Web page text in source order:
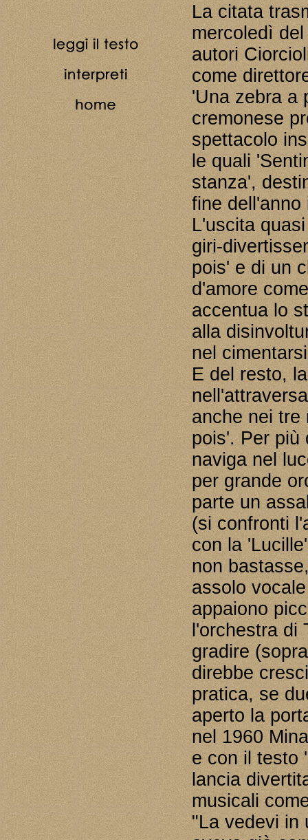
La citata
mercoledì
autori
come
'Una zebra a
cremonese
spettacolo
le quali
stanza',
fine
L'uscita
giri-
pois' e di un
d'amore
accentua lo
alla
nel
E del resto,
anche nei tre
pois'. Per più
naviga nel
per grande
parte un
(si confronti
con la
non
assolo
appaiono
l'orchestra di
gradire
direbbe
pratica, se
aperto la
nel 1960
e con il testo
lancia
musicali
"La vedevi in